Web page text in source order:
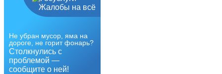
Жалобы на всё
Не убран мусор, яма на
дороге, не горит фонарь?
Столкнулись с
проблемой —
сообщите о ней!